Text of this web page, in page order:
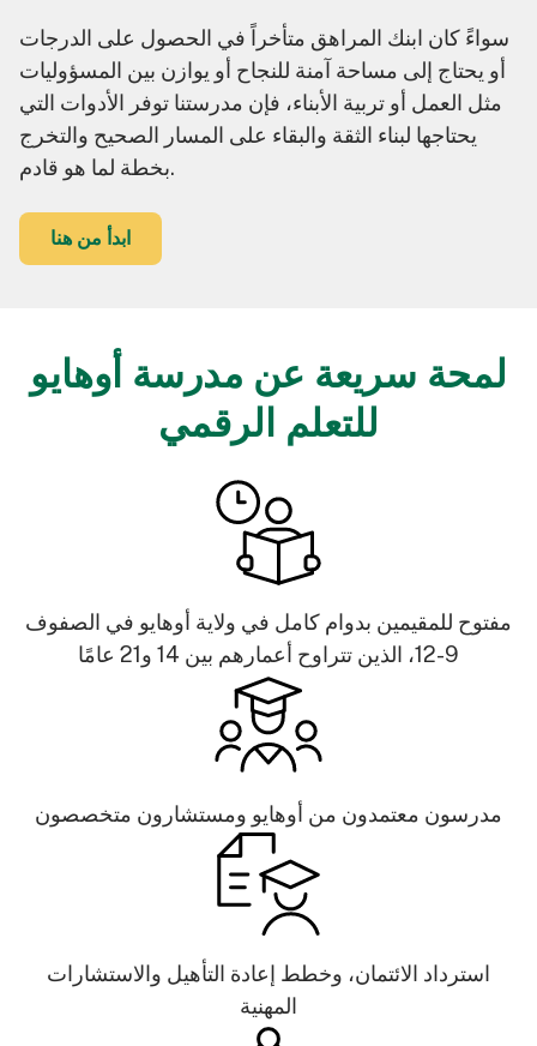
سواءً كان ابنك المراهق متأخراً في الحصول على الدرجات
أو يحتاج إلى مساحة آمنة للنجاح أو يوازن بين المسؤوليات
مثل العمل أو تربية الأبناء، فإن مدرستنا توفر الأدوات التي
يحتاجها لبناء الثقة والبقاء على المسار الصحيح والتخرج
بخطة لما هو قادم.
ابدأ من هنا
لمحة سريعة عن مدرسة أوهايو
للتعلم الرقمي
مفتوح للمقيمين بدوام كامل في ولاية أوهايو في الصفوف
9-12، الذين تتراوح أعمارهم بين 14 و21 عامًا
مدرسون معتمدون من أوهايو ومستشارون متخصصون
استرداد الائتمان، وخطط إعادة التأهيل والاستشارات
المهنية